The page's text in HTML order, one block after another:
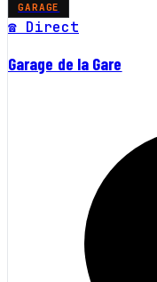
GARAGE
☎ Direct
Garage de la Gare